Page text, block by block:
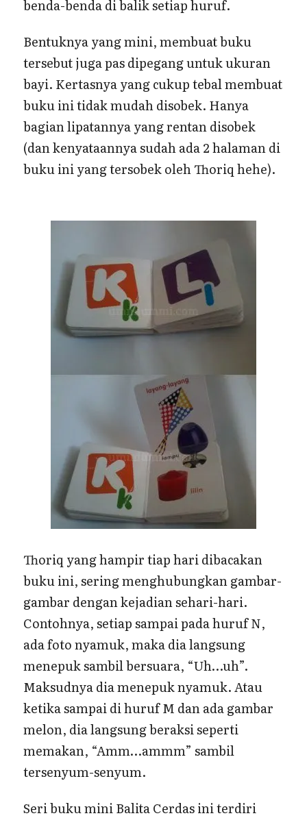
benda-benda di balik setiap huruf.
Bentuknya yang mini, membuat buku
tersebut juga pas dipegang untuk ukuran
bayi. Kertasnya yang cukup tebal membuat
buku ini tidak mudah disobek. Hanya
bagian lipatannya yang rentan disobek
(dan kenyataannya sudah ada 2 halaman di
buku ini yang tersobek oleh Thoriq hehe).
Thoriq yang hampir tiap hari dibacakan
buku ini, sering menghubungkan gambar-
gambar dengan kejadian sehari-hari.
Contohnya, setiap sampai pada huruf N,
ada foto nyamuk, maka dia langsung
menepuk sambil bersuara, “Uh…uh”.
Maksudnya dia menepuk nyamuk. Atau
ketika sampai di huruf M dan ada gambar
melon, dia langsung beraksi seperti
memakan, “Amm…ammm” sambil
tersenyum-senyum.
Seri buku mini Balita Cerdas ini terdiri